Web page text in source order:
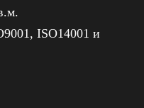
ISO14001 и